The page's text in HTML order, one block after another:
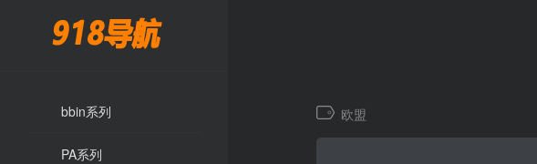
bbin系列
PA系列
欧盟